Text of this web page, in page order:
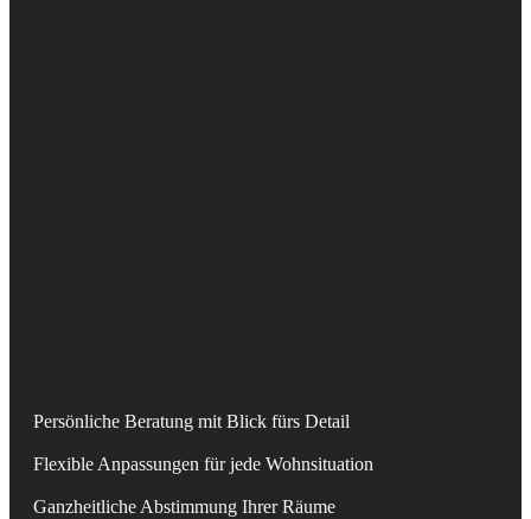
Persönliche Beratung mit Blick fürs Detail
Flexible Anpassungen für jede Wohnsituation
Ganzheitliche Abstimmung Ihrer Räume